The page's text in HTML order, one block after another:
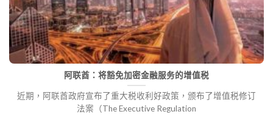
阿联酋：将豁免加密金融服务的增值税
近期，阿联酋政府宣布了重大税收利好政策，颁布了增值税修订
法案（The Executive Regulation